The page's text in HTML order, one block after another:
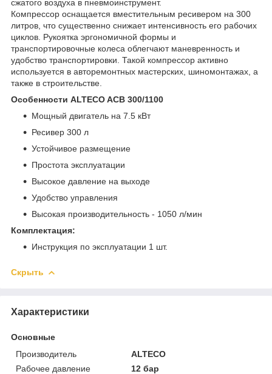
сжатого воздуха в пневмоинструмент.
Компрессор оснащается вместительным ресивером на 300
литров, что существенно снижает интенсивность его рабочих
циклов. Рукоятка эргономичной формы и
транспортировочные колеса облегчают маневренность и
удобство транспортировки. Такой компрессор активно
используется в авторемонтных мастерских, шиномонтажах, а
также в строительстве.
Особенности ALTECO ACB 300/1100
Мощный двигатель на 7.5 кВт
Ресивер 300 л
Устойчивое размещение
Простота эксплуатации
Высокое давление на выходе
Удобство управления
Высокая производительность - 1050 л/мин
Комплектация:
Инструкция по эксплуатации 1 шт.
Скрыть
Характеристики
Основные
Производитель
ALTECO
Рабочее давление
12 бар